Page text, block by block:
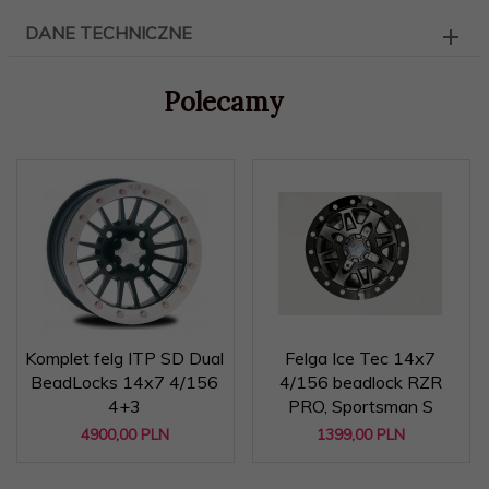
DANE TECHNICZNE
Polecamy
Komplet felg ITP SD Dual
BeadLocks 14x7 4/156
4+3
4900,00 PLN
Felga Ice Tec 14x7
4/156 beadlock RZR
PRO, Sportsman S
1399,00 PLN